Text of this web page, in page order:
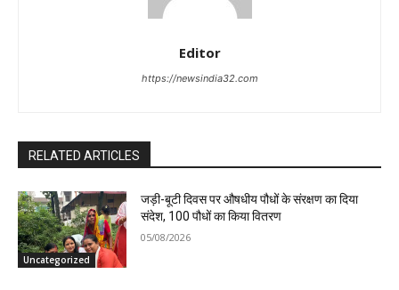
Editor
https://newsindia32.com
RELATED ARTICLES
Uncategorized
जड़ी-बूटी दिवस पर औषधीय पौधों के संरक्षण का दिया
संदेश, 100 पौधों का किया वितरण
05/08/2026